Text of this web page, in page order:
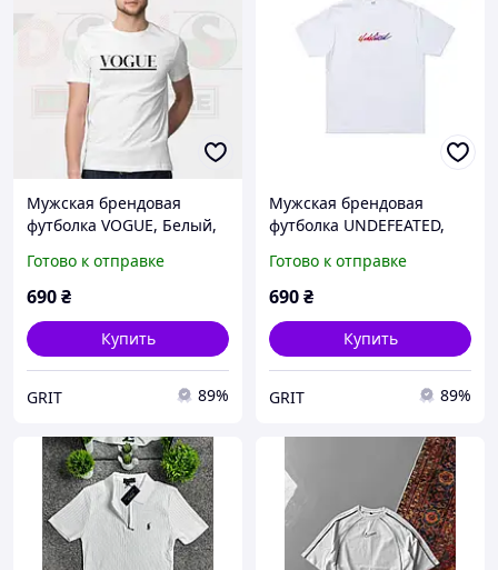
Мужская брендовая
футболка VOGUE, Белый,
Готово к отправке
690₴
Купить
GRIT 89%
Мужская брендовая
футболка UNDEFEATED,
Готово к отправке
690₴
Купить
GRIT 89%